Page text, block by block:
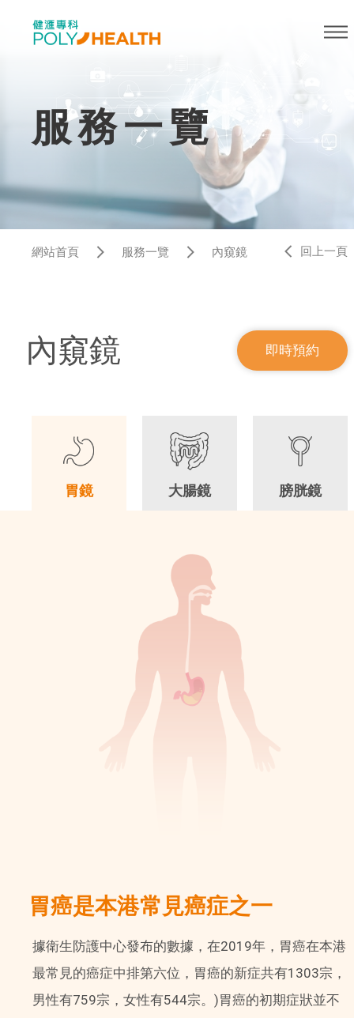
服務一覽
網站首頁 服務一覽 內窺鏡 回上一頁
內窺鏡 即時預約
胃鏡 大腸鏡 膀胱鏡
胃癌是本港常見癌症之一
據衛生防護中心發布的數據，在2019年，胃癌在本港
最常見的癌症中排第六位，胃癌的新症共有1303宗，
男性有759宗，女性有544宗。)胃癌的初期症狀並不